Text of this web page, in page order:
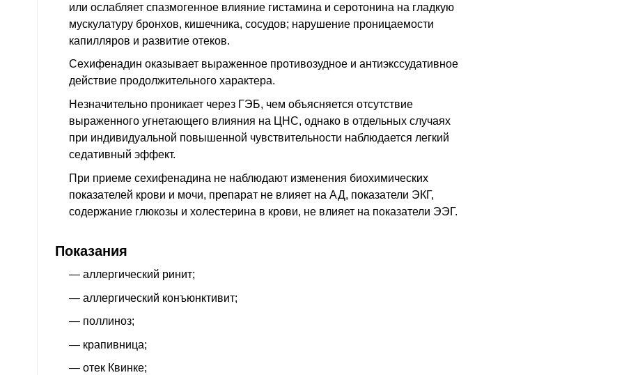
или ослабляет спазмогенное влияние гистамина и серотонина на гладкую
мускулатуру бронхов, кишечника, сосудов; нарушение проницаемости
капилляров и развитие отеков.
Сехифенадин оказывает выраженное противозудное и антиэкссудативное
действие продолжительного характера.
Незначительно проникает через ГЭБ, чем объясняется отсутствие
выраженного угнетающего влияния на ЦНС, однако в отдельных случаях
при индивидуальной повышенной чувствительности наблюдается легкий
седативный эффект.
При приеме сехифенадина не наблюдают изменения биохимических
показателей крови и мочи, препарат не влияет на АД, показатели ЭКГ,
содержание глюкозы и холестерина в крови, не влияет на показатели ЭЭГ.
Показания
— аллергический ринит;
— аллергический конъюнктивит;
— поллиноз;
— крапивница;
— отек Квинке;